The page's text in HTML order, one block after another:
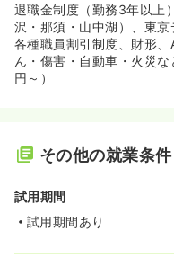
退職金制度（勤務3年以上
沢・那須・山中湖）、東京
各種職員割引制度、財形
ん・傷害・自動車・火災
円～）
その他の就業条件
試用期間
試用期間あり